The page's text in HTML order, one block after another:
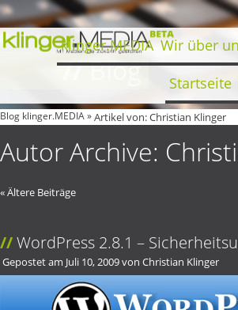
Wir über
klinger.MEDIA
Startseite
//Blog
Blog klinger.MEDIA » Artikel von: Christian Klinger
Autor Archive:
«Ältere Beiträge
WordPress 2.8.1 –
Gepostet am Juli 10, 2009von Christian Klinger